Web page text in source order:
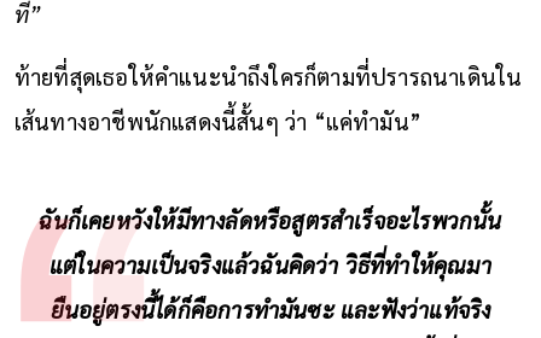
ที่”
ท้ายที่สุดเธอให้คำแนะนำถึงใครก็ตามที่ปรารถนาเดินใน
เส้นทางอาชีพนักแสดงนี้สั้นๆ ว่า “แค่ทำมัน”
ฉันก็เคยหวังให้มีทางลัดหรือสูตรสำเร็จอะไรพวกนั้น
แต่ในความเป็นจริงแล้วฉันคิดว่า วิธีที่ทำให้คุณมา
ยืนอยู่ตรงนี้ได้ก็คือการทำมันซะ และฟังว่าแท้จริง